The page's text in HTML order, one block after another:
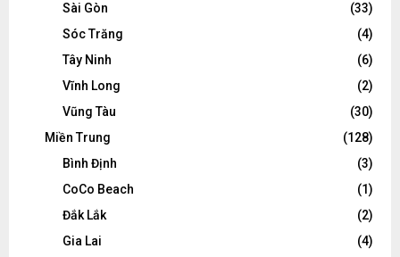
Sài Gòn
(33)
Sóc Trăng
(4)
Tây Ninh
(6)
Vĩnh Long
(2)
Vũng Tàu
(30)
Miền Trung
(128)
Bình Định
(3)
CoCo Beach
(1)
Đắk Lắk
(2)
Gia Lai
(4)